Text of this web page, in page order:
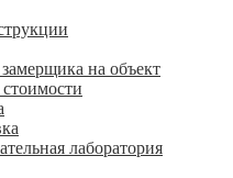
на объект
стоимости
лаборатория